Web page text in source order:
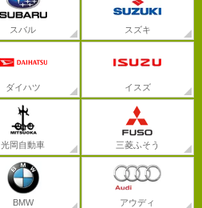
スバル スズキ
ダイハツ イスズ
光岡自動車 三菱ふそう
BMW アウディ